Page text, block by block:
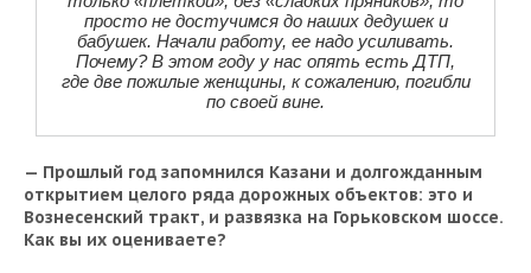
просто не достучимся до наших дедушек и
бабушек. Начали работу, ее надо усиливать.
Почему? В этом году у нас опять есть ДТП,
где две пожилые женщины, к сожалению, погибли
по своей вине.
— Прошлый год запомнился Казани и долгожданным
открытием целого ряда дорожных объектов: это и
Вознесенский тракт, и развязка на Горьковском шоссе.
Как вы их оцениваете?